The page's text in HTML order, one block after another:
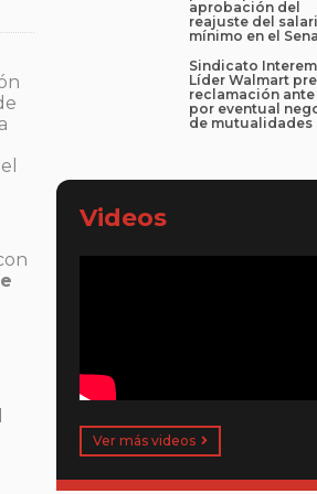
aprobación del
reajuste del
mínimo en el
Sindicato
Líder Walmart
reclamación ante
por eventual
de mutualidades
Videos
Ver más videos